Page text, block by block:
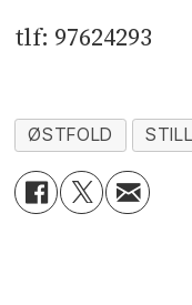
tlf: 97624293
ØSTFOLD